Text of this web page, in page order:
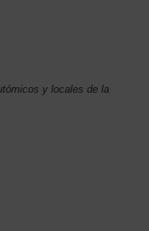
y locales de la